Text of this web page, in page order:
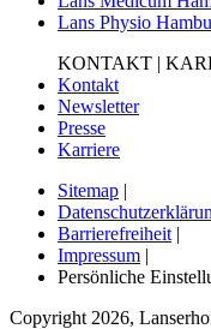
Lans Physio
KONTAKT |
Kontakt
Newsletter
Presse
Karriere
Sitemap |
Barrierefreiheit |
Impressum |
Persönliche
Copyright 2026,